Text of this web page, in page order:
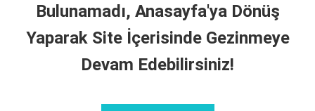
Bulunamadı, Anasayfa'ya Dönüş
Yaparak Site İçerisinde Gezinmeye
Devam Edebilirsiniz!